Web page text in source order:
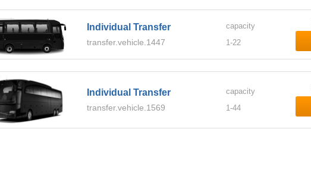
Individual Transfer
transfer.vehicle.1447
capacity
1-22
Individual Transfer
transfer.vehicle.1569
capacity
1-44